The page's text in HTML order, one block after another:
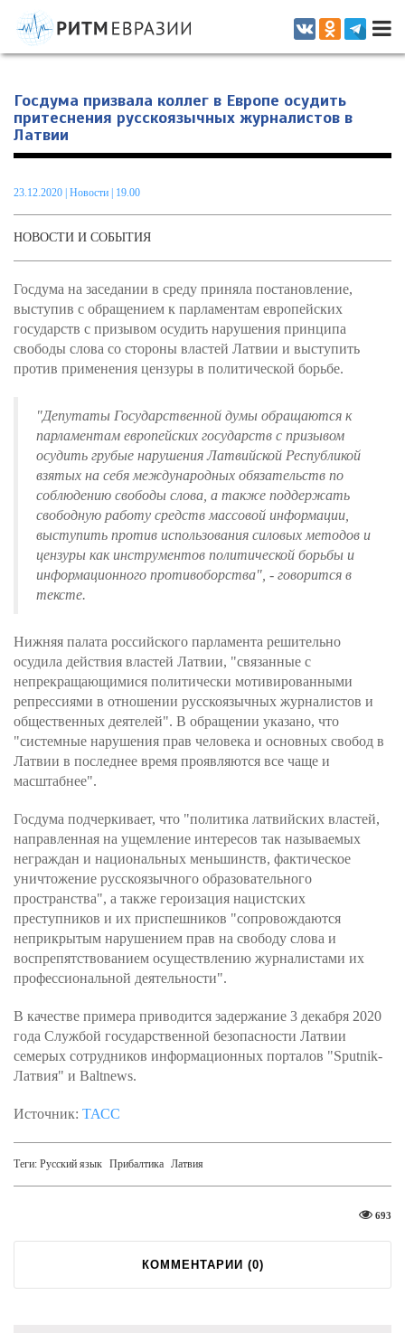
Информационно-аналитическое издание, посвященное актуальным
проблемам интеграции на постсоветском пространстве
Госдума призвала коллег в Европе осудить
притеснения русскоязычных журналистов в
Латвии
23.12.2020 Новости | 19.00
НОВОСТИ И СОБЫТИЯ
Госдума на заседании в среду приняла постановление,
выступив с обращением к парламентам европейских
государств с призывом осудить нарушения принципа
свободы слова со стороны властей Латвии и выступить
против применения цензуры в политической борьбе.
"Депутаты Государственной думы обращаются к
парламентам европейских государств с призывом
осудить грубые нарушения Латвийской Республикой
взятых на себя международных обязательств по
соблюдению свободы слова, а также поддержать
свободную работу средств массовой информации,
выступить против использования силовых методов и
цензуры как инструментов политической борьбы и
информационного противоборства", - говорится в
тексте.
Нижняя палата российского парламента решительно
осудила действия властей Латвии, "связанные с
непрекращающимися политически мотивированными
репрессиями в отношении русскоязычных журналистов и
общественных деятелей". В обращении указано, что
"системные нарушения прав человека и основных свобод в
Латвии в последнее время проявляются все чаще и
масштабнее".
Госдума подчеркивает, что "политика латвийских властей,
направленная на ущемление интересов так называемых
неграждан и национальных меньшинств, фактическое
уничтожение русскоязычного образовательного
пространства", а также героизация нацистских
преступников и их приспешников "сопровождаются
неприкрытым нарушением прав на свободу слова и
воспрепятствованием осуществлению журналистами их
профессиональной деятельности".
В качестве примера приводится задержание 3 декабря 2020
года Службой государственной безопасности Латвии
семерых сотрудников информационных порталов "Sputnik-
Латвия" и Baltnews.
Источник: ТАСС
Теги: Русский язык Прибалтика Латвия
693
КОММЕНТАРИИ (0)